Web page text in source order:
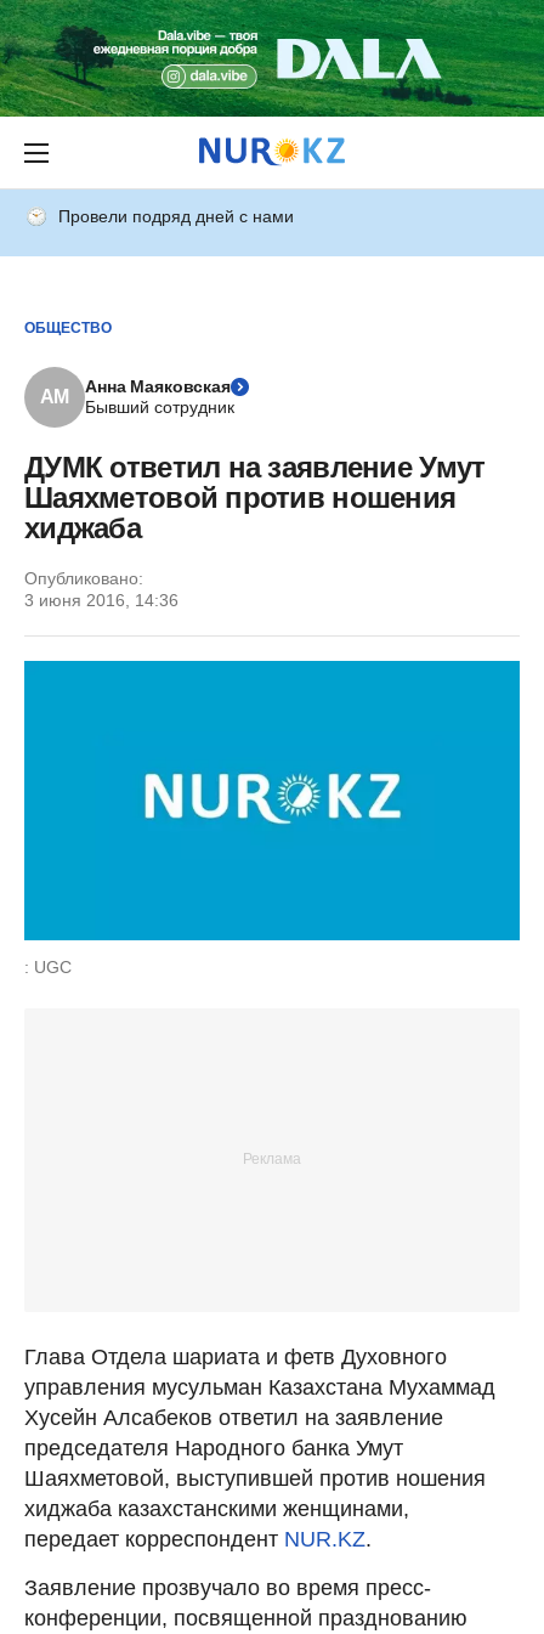
Провели подряд дней с нами
ОБЩЕСТВО
АМ
Анна Маяковская
Бывший сотрудник
ДУМК ответил на заявление Умут
Шаяхметовой против ношения
хиджаба
Опубликовано:
3 июня 2016, 14:36
: UGC
Глава Отдела шариата и фетв Духовного
управления мусульман Казахстана Мухаммад
Хусейн Алсабеков ответил на заявление
председателя Народного банка Умут
Шаяхметовой, выступившей против ношения
хиджаба казахстанскими женщинами,
передает корреспондент NUR.KZ.
Заявление прозвучало во время пресс-
конференции, посвященной празднованию